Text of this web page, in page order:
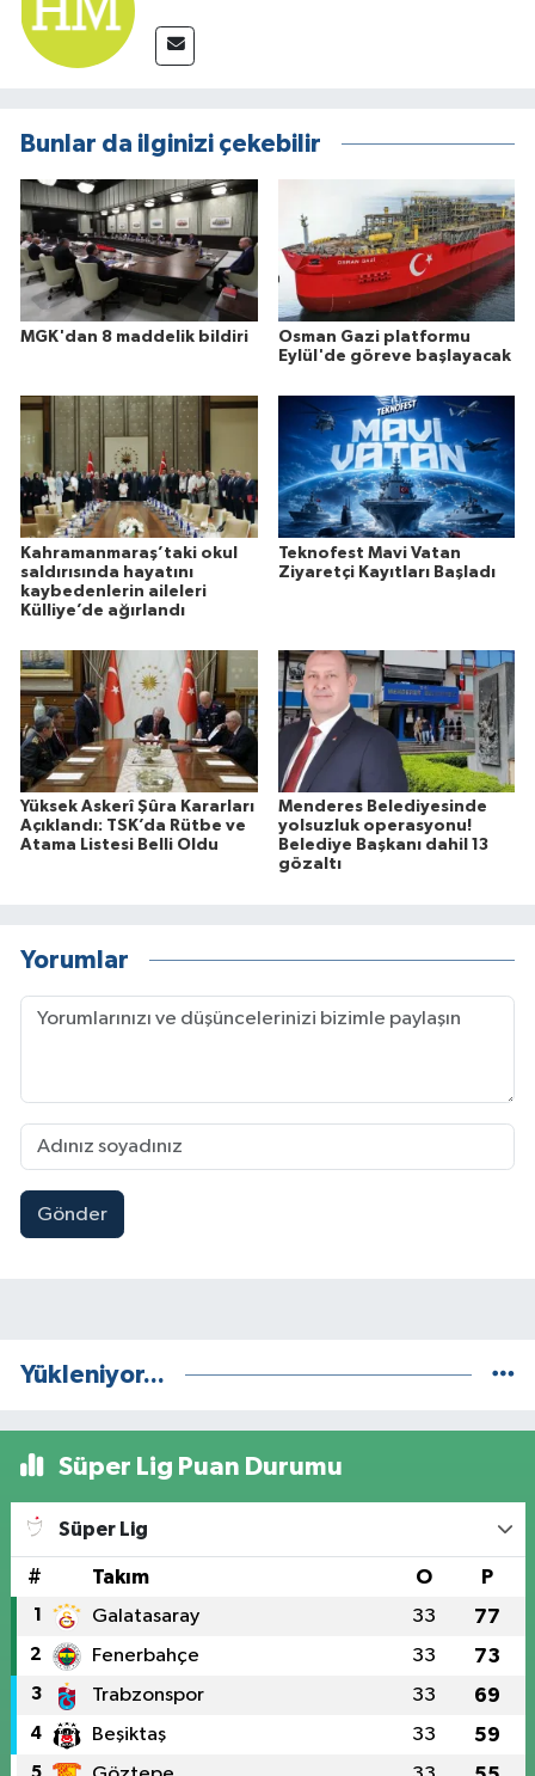
Bunlar da ilginizi çekebilir
MGK'dan 8 maddelik bildiri
Osman Gazi platformu
Eylül'de göreve başlayacak
Kahramanmaraş’taki okul
saldırısında hayatını
kaybedenlerin aileleri
Külliye’de ağırlandı
Teknofest Mavi Vatan
Ziyaretçi Kayıtları Başladı
Yüksek Askerî Şûra Kararları
Açıklandı: TSK’da Rütbe ve
Atama Listesi Belli Oldu
Menderes Belediyesinde
yolsuzluk operasyonu!
Belediye Başkanı dahil 13
gözaltı
Yorumlar
Gönder
Yükleniyor...
Süper Lig Puan Durumu
Süper Lig
# Takım O P
1 Galatasaray 33 77
2 Fenerbahçe 33 73
3 Trabzonspor 33 69
4 Beşiktaş 33 59